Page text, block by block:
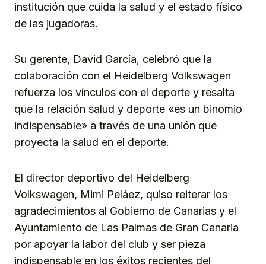
institución que cuida la salud y el estado físico
de las jugadoras.
Su gerente, David García, celebró que la
colaboración con el Heidelberg Volkswagen
refuerza los vínculos con el deporte y resalta
que la relación salud y deporte «es un binomio
indispensable» a través de una unión que
proyecta la salud en el deporte.
El director deportivo del Heidelberg
Volkswagen, Mimi Peláez, quiso reiterar los
agradecimientos al Gobierno de Canarias y el
Ayuntamiento de Las Palmas de Gran Canaria
por apoyar la labor del club y ser pieza
indispensable en los éxitos recientes del